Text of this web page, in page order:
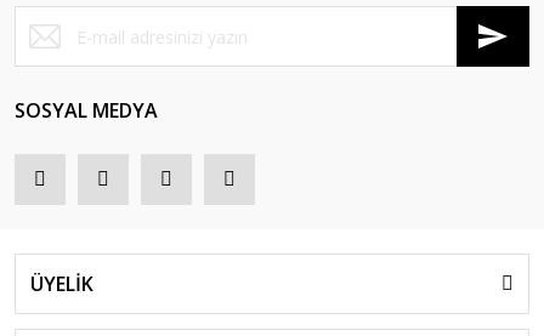
SOSYAL MEDYA
ÜYELİK